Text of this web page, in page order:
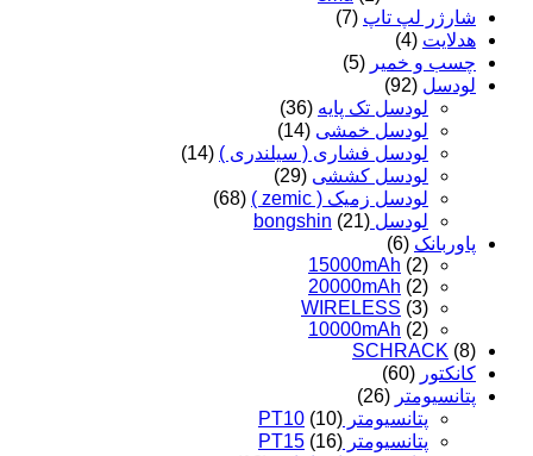
شارژر لپ تاپ (7)
هدلایت (4)
چسب و خمیر (5)
لودسل (92)
لودسل تک پایه (36)
لودسل خمشی (14)
لودسل فشاری ( سیلندری ) (14)
لودسل کششی (29)
لودسل زمیک ( zemic )
(68)
لودسل bongshin (21)
پاوربانک (6)
15000mAh (2)
20000mAh (2)
WIRELESS (3)
10000mAh (2)
SCHRACK (8)
کانکتور (60)
پتانسیومتر (26)
پتانسیومتر PT10 (10)
پتانسیومتر PT15 (16)